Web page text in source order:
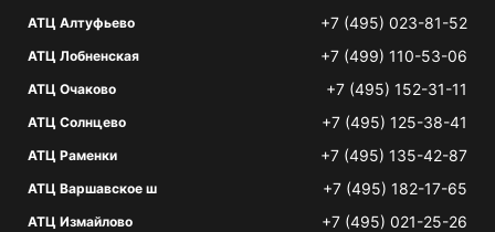
АТЦ Алтуфьево +7 (495) 023-81-52
АТЦ Лобненская +7 (499) 110-53-06
АТЦ Очаково +7 (495) 152-31-11
АТЦ Солнцево +7 (495) 125-38-41
АТЦ Раменки +7 (495) 135-42-87
АТЦ Варшавское ш +7 (495) 182-17-65
АТЦ Измайлово +7 (495) 021-25-26